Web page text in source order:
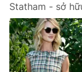
Statham - sở